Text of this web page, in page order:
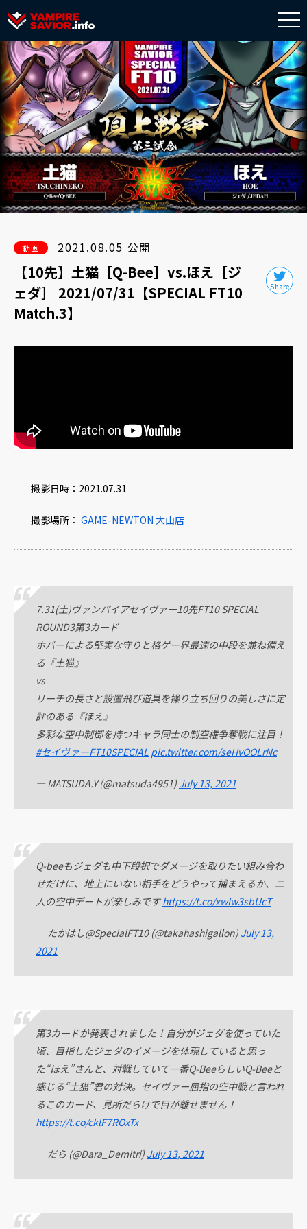
動画 2021.08.05 公開
【10先】土猫［Q-Bee］vs.ほえ［ジ
ェダ］ 2021/07/31【SPECIAL FT10
Match.3】
撮影日時：2021.07.31
撮影場所： GAME-NEWTON 大山店
7.31(土)ヴァンパイアセイヴァー10先FT10 SPECIAL
ROUND3第3カード
ホバーによる堅実な守りと格ゲー界最速の中段を兼ね備え
る『土猫』
vs
リーチの長さと設置飛び道具を操り立ち回りの美しさに定
評のある『ほえ』
多彩な空中制御を持つキャラ同士の制空権争奪戦に注目！
#セイヴァーFT10SPECIAL pic.twitter.com/seHvOOLrNc
— MATSUDA.Y (@matsuda4951) July 13, 2021
Q-beeもジェダも中下段択でダメージを取りたい組み合わ
せだけに、地上にいない相手をどうやって捕まえるか、二
人の空中デートが楽しみですhttps://t.co/xwIw3sbUcT
— たかはし@SpecialFT10 (@takahashigallon) July 13,
2021
第3カードが発表されました！自分がジェダを使っていた
頃、目指したジェダのイメージを体現していると思っ
た“ほえ”さんと、対戦していて一番Q-BeeらしいQ-Beeと
感じる“土猫”君の対決。セイヴァー屈指の空中戦と言われ
るこのカード、見所だらけで目が離せません！
https://t.co/cklF7ROxTx
— だら (@Dara_Demitri) July 13, 2021